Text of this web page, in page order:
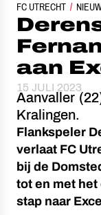
FC UTRECHT
DERENSILI
aan
15 JULI 2023
Aanvaller
Kralingen.
Flankspeler
verlaat FC
bij de
tot en met het
stap naar